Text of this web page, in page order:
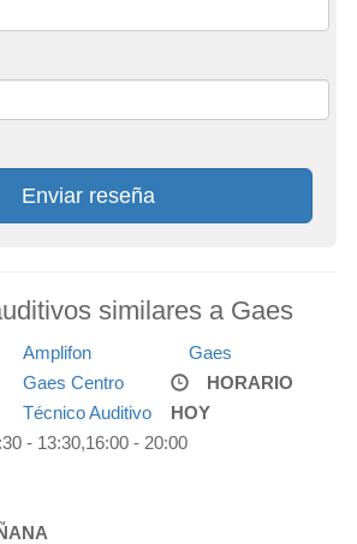
Enviar reseña
similares a Gaes
Amplifon
Gaes
Gaes Centro
Técnico Auditivo
HORARIO
HOY
- 13:30,16:00 - 20:00